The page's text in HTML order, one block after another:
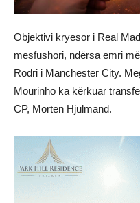
Objektivi kryesor i Real
mesfushori, ndërsa emri
Rodri i Manchester City.
Mourinho ka kërkuar
CP, Morten Hjulmand.